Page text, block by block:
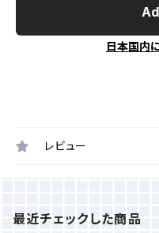
日本国内
レビュー
最近チェックした商品